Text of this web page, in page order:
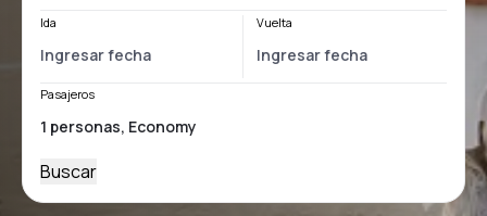
Ida Vuelta
Pasajeros
Buscar